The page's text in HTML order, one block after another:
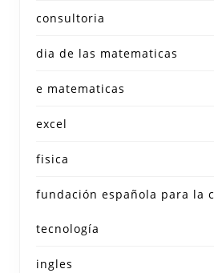
consultoria
dia de las matematicas
e matematicas
excel
fisica
fundación española para la
tecnología
ingles